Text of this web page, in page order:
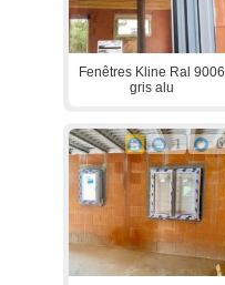
Fenêtres Kline Ral 9006
gris alu
1 6